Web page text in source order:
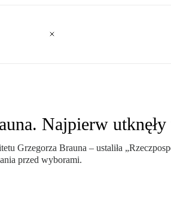
Najpierw
Grzegorza Brauna – ustaliła
przed wyborami.